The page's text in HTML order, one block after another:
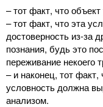
– тот факт, что
– тот факт, что эта
достоверность из-за
познания, будь это
переживание некоего
– и наконец, тот
условность должна
анализом.